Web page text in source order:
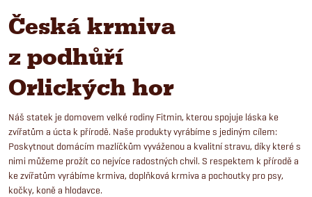
Česká krmiva
z podhůří
Orlických hor
Náš statek je domovem velké rodiny Fitmin, kterou spojuje láska ke
zvířatům a úcta k přírodě. Naše produkty vyrábíme s jediným cílem:
Poskytnout domácím mazlíčkům vyváženou a kvalitní stravu, díky které s
nimi můžeme prožít co nejvíce radostných chvil. S respektem k přírodě a
ke zvířatům vyrábíme krmiva, doplňková krmiva a pochoutky pro psy,
kočky, koně a hlodavce.